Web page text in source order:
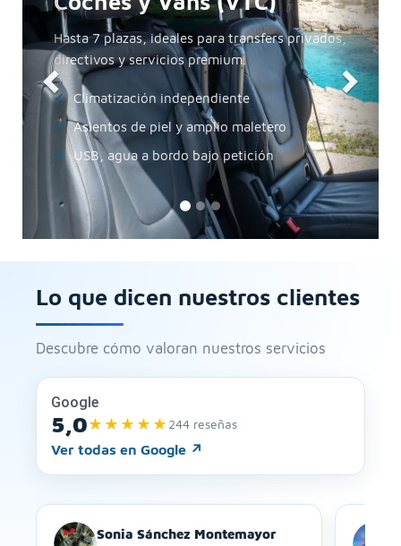
La opción perfecta para grupos pequeños,
incentivos y excursiones privadas.
De 10 a 30 plazas
Climatización y audio guía
Acceso cómodo para calas y hoteles
Minibuses
Lo que dicen nuestros clientes
Descubre cómo valoran nuestros servicios
Google
5,0★★★★★ 244 reseñas
Ver todas en Google ↗
Sonia Sánchez Montemayor